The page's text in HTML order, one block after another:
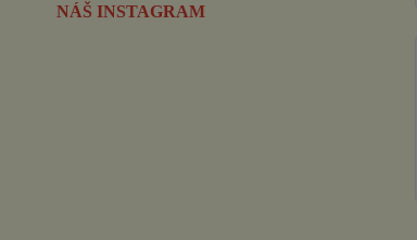
NÁŠ INSTAGRAM